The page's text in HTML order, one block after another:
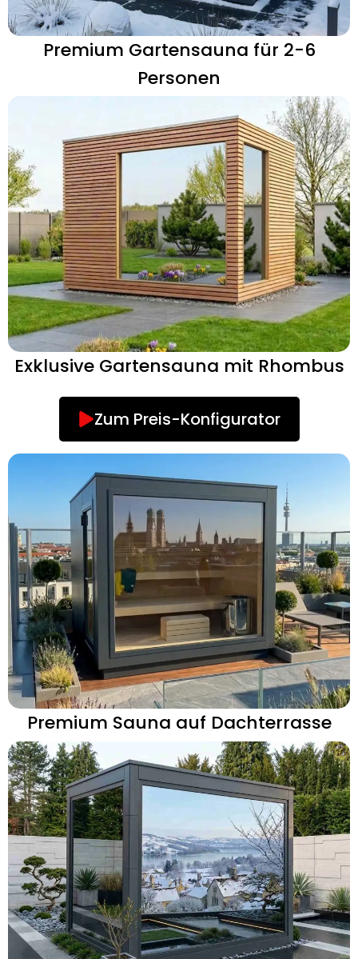
Premium Gartensauna für 2-6
Personen
Exklusive Gartensauna mit Rhombus
Zum Preis-Konfigurator
Premium Sauna auf Dachterrasse